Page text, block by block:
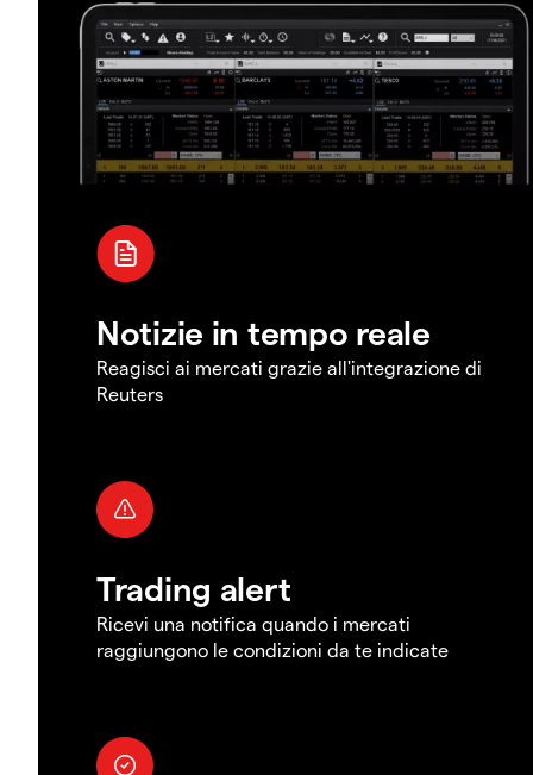
Notizie in tempo reale
Reagisci ai mercati grazie all'integrazione di
Reuters
Trading alert
Ricevi una notifica quando i mercati
raggiungono le condizioni da te indicate